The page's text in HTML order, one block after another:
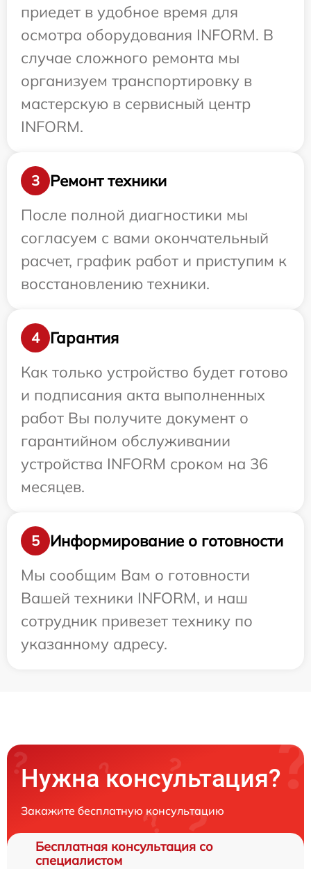
приедет в удобное время для
осмотра оборудования INFORM. В
случае сложного ремонта мы
организуем транспортировку в
мастерскую в сервисный центр
INFORM.
3
Ремонт техники
После полной диагностики мы
согласуем с вами окончательный
расчет, график работ и приступим к
восстановлению техники.
4
Гарантия
Как только устройство будет готово
и подписания акта выполненных
работ Вы получите документ о
гарантийном обслуживании
устройства INFORM сроком на 36
месяцев.
5
Информирование о готовности
Мы сообщим Вам о готовности
Вашей техники INFORM, и наш
сотрудник привезет технику по
указанному адресу.
Нужна консультация?
Закажите бесплатную консультацию
Бесплатная консультация со
специалистом